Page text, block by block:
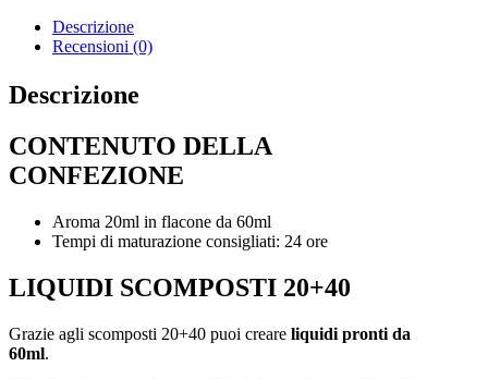
Descrizione
Recensioni (0)
Descrizione
CONTENUTO DELLA
CONFEZIONE
Aroma 20ml in flacone da 60ml
Tempi di maturazione consigliati: 24 ore
LIQUIDI SCOMPOSTI 20+40
Grazie agli scomposti 20+40 puoi creare liquidi pronti da
60ml.